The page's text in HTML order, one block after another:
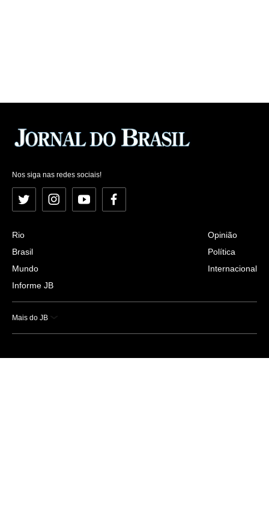
Nos siga nas redes sociais!
Twitter InstagramYouTubeFacebook
Rio
Brasil
Mundo
Informe JB
Opinião
Política
Internacional
Mais do JB
Esportes